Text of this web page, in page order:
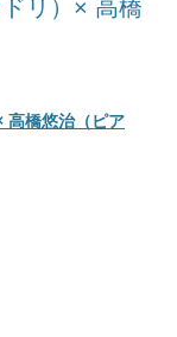
リ）× 高橋
橋悠治（ピア